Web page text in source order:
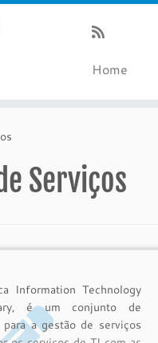
Home
Serviços
Information Technology
é um conjunto de
a gestão de serviços